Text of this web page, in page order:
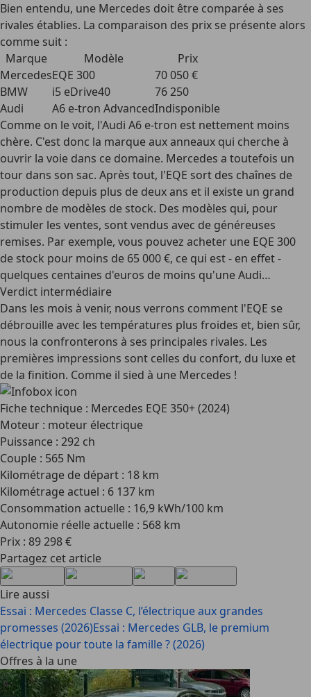
Bien entendu, une Mercedes doit être comparée à ses
rivales établies. La comparaison des prix se présente alors
comme suit :
Marque
Modèle
Prix
MercedesEQE 300
70 050 €
BMW
i5 eDrive40
76 250
Audi
A6 e-tron AdvancedIndisponible
Comme on le voit, l'Audi A6 e-tron est nettement moins
chère. C'est donc la marque aux anneaux qui cherche à
ouvrir la voie dans ce domaine. Mercedes a toutefois un
tour dans son sac. Après tout, l'EQE sort des chaînes de
production depuis plus de deux ans et il existe un grand
nombre de modèles de stock. Des modèles qui, pour
stimuler les ventes, sont vendus avec de généreuses
remises. Par exemple, vous pouvez acheter une EQE 300
de stock pour moins de 65 000 €, ce qui est - en effet -
quelques centaines d'euros de moins qu'une Audi…
Verdict intermédiaire
Dans les mois à venir, nous verrons comment l'EQE se
débrouille avec les températures plus froides et, bien sûr,
nous la confronterons à ses principales rivales. Les
premières impressions sont celles du confort, du luxe et
de la finition. Comme il sied à une Mercedes !
Fiche technique : Mercedes EQE 350+ (2024)
Moteur : moteur électrique
Puissance : 292 ch
Couple : 565 Nm
Kilométrage de départ : 18 km
Kilométrage actuel : 6 137 km
Consommation actuelle : 16,9 kWh/100 km
Autonomie réelle actuelle : 568 km
Prix : 89 298 €
Partagez cet article
Lire aussi
Essai : Mercedes Classe C, l’électrique aux grandes
promesses (2026)Essai : Mercedes GLB, le premium
électrique pour toute la famille ? (2026)
Offres à la une